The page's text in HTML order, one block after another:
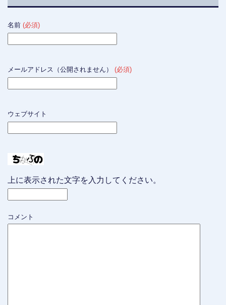
名前 (必須)
メールアドレス（公開されません） (必須)
ウェブサイト
上に表示された文字を入力してください。
コメント